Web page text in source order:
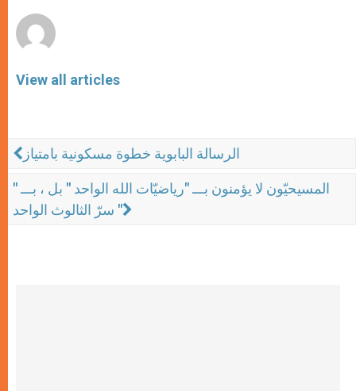
View all articles
الرسالة البابوية خطوة مسكونية بامتياز
المسيحيّون لا يؤمنون بـــ "رياضيّات الله الواحد " بل ، بـــ "
سرّ الثالوث الواحد "